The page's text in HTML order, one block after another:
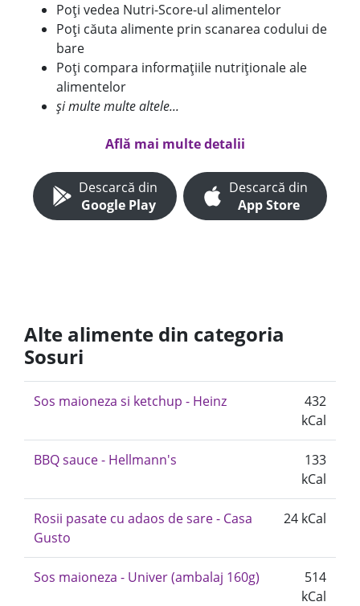
Poți vedea Nutri-Score-ul alimentelor
Poți căuta alimente prin scanarea codului de
bare
Poți compara informațiile nutriționale ale
alimentelor
și multe multe altele...
Află mai multe detalii
Descarcă din
Google Play
Descarcă din
App Store
Alte alimente din categoria
Sosuri
Sos maioneza si ketchup - Heinz
432
kCal
BBQ sauce - Hellmann's
133
kCal
Rosii pasate cu adaos de sare - Casa
Gusto
24 kCal
Sos maioneza - Univer (ambalaj 160g)
514
kCal